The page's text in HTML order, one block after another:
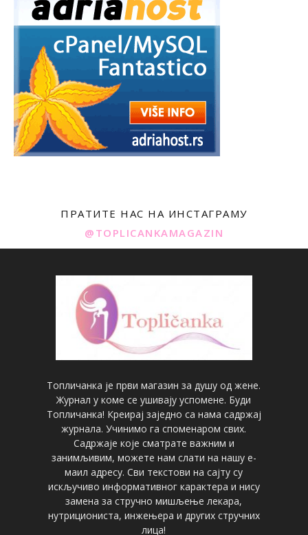
ПРАТИТЕ НАС НА ИНСТАГРАМУ
@TOPLICANKAMAGAZIN
Топличанка је први магазин за душу од жене.
Журнал у коме се ушивају успомене. Буди
Топличанка! Креирај заједно са нама садржај
журнала. Учинимо га споменаром свих.
Садржаје које сматрате важним и
занимљивим, можете нам слати на нашу е-
маил адресу. Сви текстови на сајту су
искључиво информативног карактера и нису
замена за стручно мишљење лекара,
нутрициониста, инжењера и других стручних
лица!